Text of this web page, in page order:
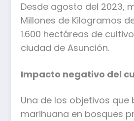
Desde agosto del 2023,
Millones de Kilogramos
1.600 hectáreas de
ciudad de Asunción.
Impacto negativo del
Una de los objetivos
marihuana en bosques